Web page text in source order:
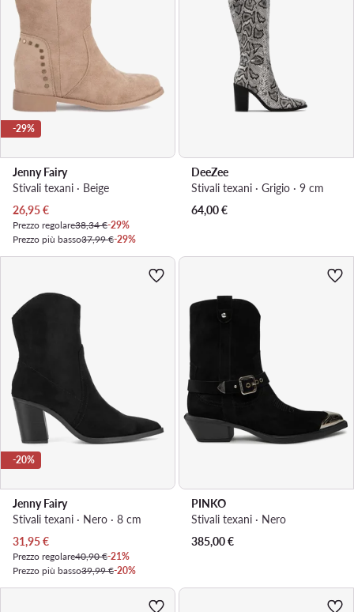
-29%
Jenny Fairy
Stivali texani · Beige
Prezzo attuale
26,95€
Prezzo regolare38,34 €-29%
Prezzo più basso37,99 €-29%
DeeZee
Stivali texani · Grigio · 9 cm
64,00€
-20%
Jenny Fairy
Stivali texani · Nero · 8 cm
Prezzo attuale
31,95€
Prezzo regolare40,90 €-21%
Prezzo più basso39,99 €-20%
PINKO
Stivali texani · Nero
385,00€